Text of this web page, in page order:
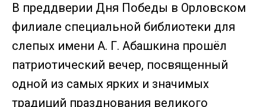
В преддверии Дня Победы в Орловском
филиале специальной библиотеки для
слепых имени А. Г. Абашкина прошёл
патриотический вечер, посвященный
одной из самых ярких и значимых
традиций празднования великого